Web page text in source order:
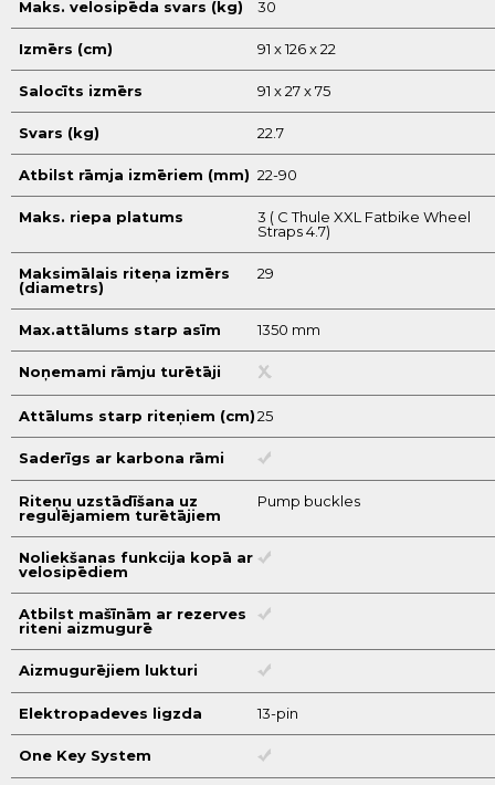
Maks. velosipēda svars (kg) 30
Izmērs (cm) 91 x 126 x 22
Salocīts izmērs 91 x 27 x 75
Svars (kg) 22.7
Atbilst rāmja izmēriem (mm) 22-90
Maks. riepa platums
3 ( С Thule XXL Fatbike Wheel
Straps 4.7)
Maksimālais riteņa izmērs
(diametrs)
29
Max.attālums starp asīm 1350 mm
Noņemami rāmju turētāji
Attālums starp riteņiem (cm)25
Saderīgs ar karbona rāmi
Riteņu uzstādīšana uz
regulējamiem turētājiem
Pump buckles
Noliekšanas funkcija kopā ar
velosipēdiem
Atbilst mašīnām ar rezerves
riteni aizmugurē
Aizmugurējiem lukturi
Elektropadeves ligzda 13-pin
One Key System